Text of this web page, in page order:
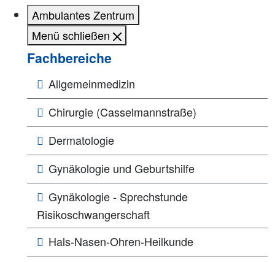
Ambulantes Zentrum
Menü schließen
Fachbereiche
Allgemeinmedizin
Chirurgie (Casselmannstraße)
Dermatologie
Gynäkologie und Geburtshilfe
Gynäkologie - Sprechstunde
Risikoschwangerschaft
Hals-Nasen-Ohren-Heilkunde